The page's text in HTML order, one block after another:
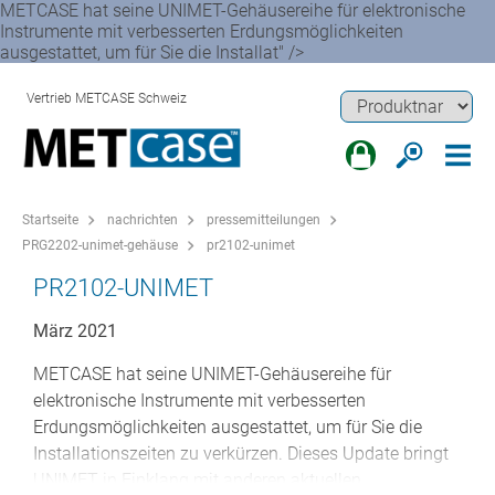
METCASE hat seine UNIMET-Gehäusereihe für elektronische
Instrumente mit verbesserten Erdungsmöglichkeiten
ausgestattet, um für Sie die Installat" />
Vertrieb METCASE Schweiz
Startseite nachrichten
pressemitteilungen
PRG2202-unimet-gehäuse
pr2102-unimet
PR2102-UNIMET
März 2021
METCASE hat seine UNIMET-Gehäusereihe für
elektronische Instrumente mit verbesserten
Erdungsmöglichkeiten ausgestattet, um für Sie die
Installationszeiten zu verkürzen. Dieses Update bringt
UNIMET in Einklang mit anderen aktuellen